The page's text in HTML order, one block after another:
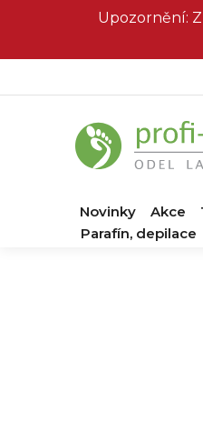
Upozornění:
Novinky Akce
Parafín, depilace